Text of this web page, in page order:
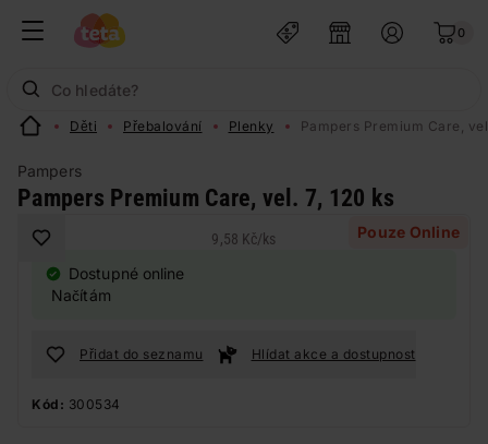
0
Děti Přebalování Plenky Pampers Premium Care,
Pampers
Pampers Premium Care, vel. 7, 120 ks
Pouze Online
9,58 Kč/ks
Dostupné online
Načítám
Přidat do seznamu Hlídat akce a dostupnost
Kód: 300534